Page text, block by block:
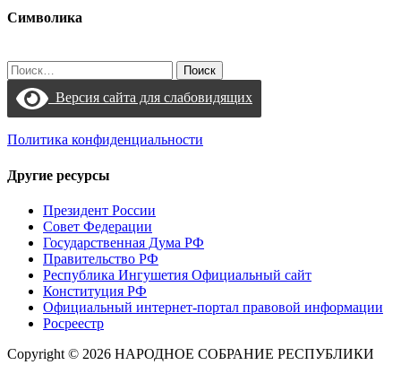
Символика
Найти:
Версия сайта для слабовидящих
Политика конфиденциальности
Другие ресурсы
Президент России
Совет Федерации
Государственная Дума РФ
Правительство РФ
Республика Ингушетия Официальный сайт
Конституция РФ
Официальный интернет-портал правовой информации
Росреестр
Copyright © 2026 НАРОДНОЕ СОБРАНИЕ РЕСПУБЛИКИ